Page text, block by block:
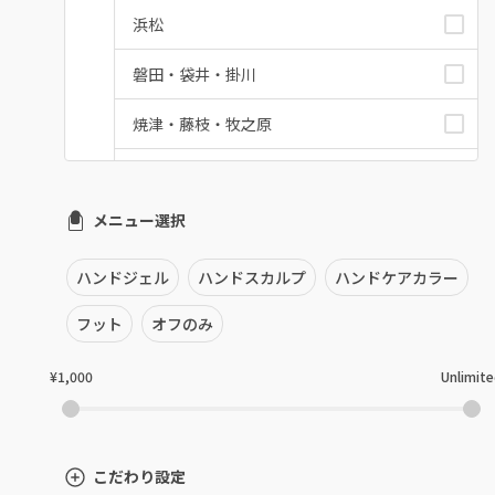
浜松
磐田・袋井・掛川
焼津・藤枝・牧之原
熱海・三島・伊豆
静岡県その他
メニュー選択
ハンドジェル ハンドスカルプ ハンドケアカラー
フット オフのみ
¥1,000
こだわり設定